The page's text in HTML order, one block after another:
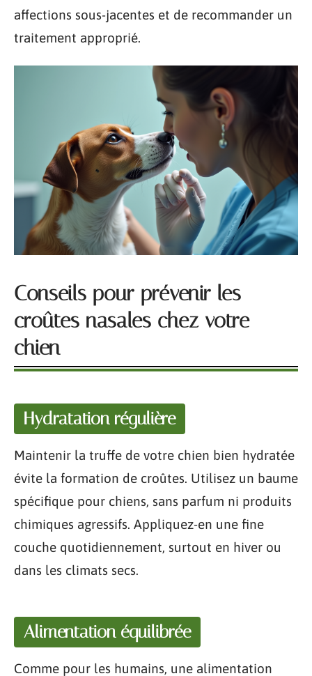
affections sous-jacentes et de recommander un
traitement approprié.
Conseils pour prévenir les
croûtes nasales chez votre
chien
Hydratation régulière
Maintenir la truffe de votre chien bien hydratée
évite la formation de croûtes. Utilisez un baume
spécifique pour chiens, sans parfum ni produits
chimiques agressifs. Appliquez-en une fine
couche quotidiennement, surtout en hiver ou
dans les climats secs.
Alimentation équilibrée
Comme pour les humains, une alimentation